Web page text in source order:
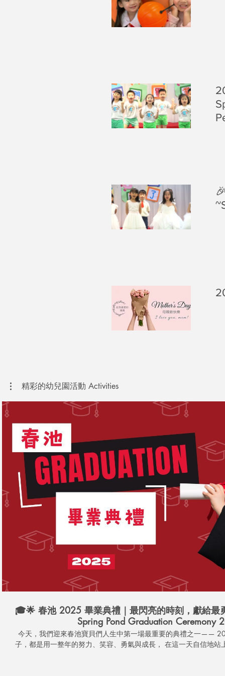
精彩的幼兒園活動 Activities
播放影片
🎓🌟 春池 2025 畢業典禮｜最閃亮的時刻，獻給最勇
Spring Pond Graduation Ceremony
今天，我們迎來春池寶貝們人生中第一場最重要的典禮之一—— 2025 春
子，都是用一整年的努力、笑容、勇氣與成長， 在這一天自信地